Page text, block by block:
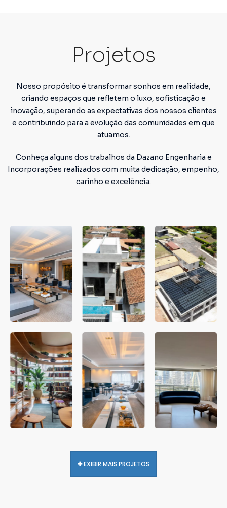
Projetos
Nosso propósito é transformar sonhos em realidade,
criando espaços que refletem o luxo, sofisticação e
inovação, superando as expectativas dos nossos clientes
e contribuindo para a evolução das comunidades em que
atuamos.
Conheça alguns dos trabalhos da Dazano Engenharia e
Incorporações realizados com muita dedicação, empenho,
carinho e excelência.
EXIBIR MAIS PROJETOS